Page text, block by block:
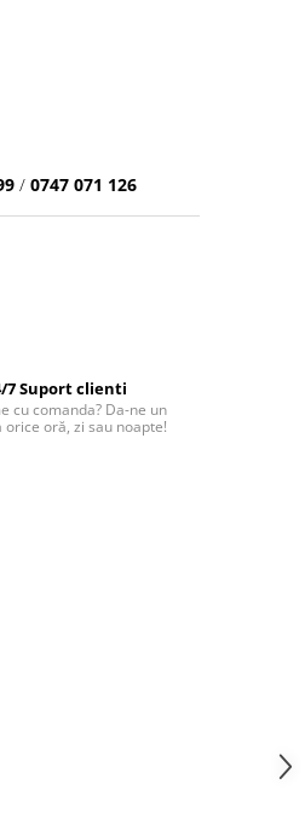
/ 0747 071 126
7 Suport clienti
cu comanda? Da-ne un
orice oră, zi sau noapte!